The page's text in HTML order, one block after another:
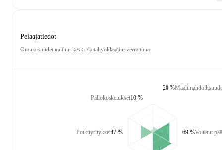
Pelaajatiedot
Ominaisuudet muihin keski-/laitahyökkääjiin verrattuna
Pallokosketukset10 %
Potkuyritykset47 %
20 %
Voitetut
69 %